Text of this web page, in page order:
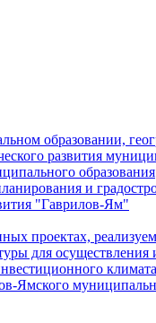
образовании,
развития
образования
и
"Гаврилов-Ям"
проектах,
для осуществления
Ямского